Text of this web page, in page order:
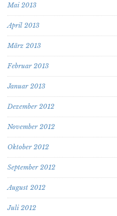
Mai 2013
April 2013
März 2013
Februar 2013
Januar 2013
Dezember 2012
November 2012
Oktober 2012
September 2012
August 2012
Juli 2012